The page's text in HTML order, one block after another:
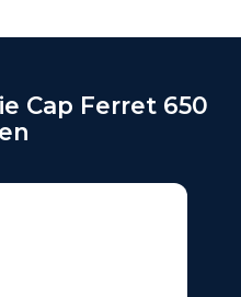
Cap Ferret 650